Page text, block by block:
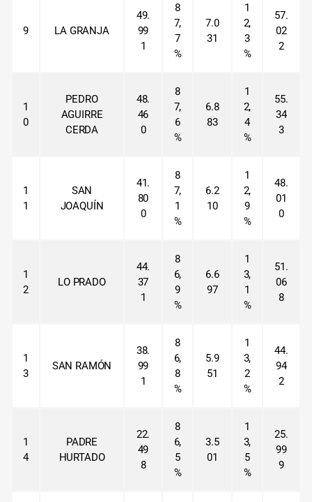
9 LA GRANJA
49.
99
1
8
7,
7
%
7.0
31
1
2,
3
%
57.
02
2
1
0
PEDRO
AGUIRRE
CERDA
48.
46
0
8
7,
6
%
6.8
83
1
2,
4
%
55.
34
3
1
1
SAN
JOAQUÍN
41.
80
0
8
7,
1
%
6.2
10
1
2,
9
%
48.
01
0
1
2
LO PRADO
44.
37
1
8
6,
9
%
6.6
97
1
3,
1
%
51.
06
8
1
3
SAN RAMÓN
38.
99
1
8
6,
8
%
5.9
51
1
3,
2
%
44.
94
2
1
4
PADRE
HURTADO
22.
49
8
8
6,
5
%
3.5
01
1
3,
5
%
25.
99
9